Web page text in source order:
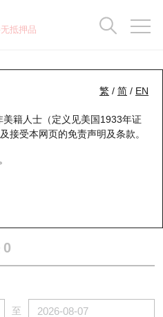
抵押品
繁 / 简 / EN
籍人士（定义见美国1933年证
接受本网页的免责声明及条款。
1299 友邦保险
0
至